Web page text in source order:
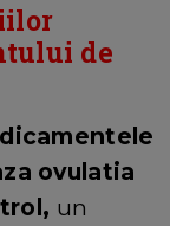
de
ovulatia
un